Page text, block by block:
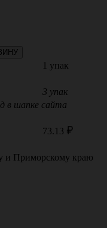
1 упак
3 упак
в шапке сайта
73.13
и Приморскому краю